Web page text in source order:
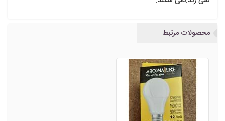
محصولات مرتبط